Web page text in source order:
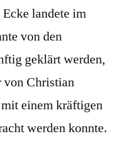
landete im
von den
geklärt werden,
von Christian
einem kräftigen
werden konnte.